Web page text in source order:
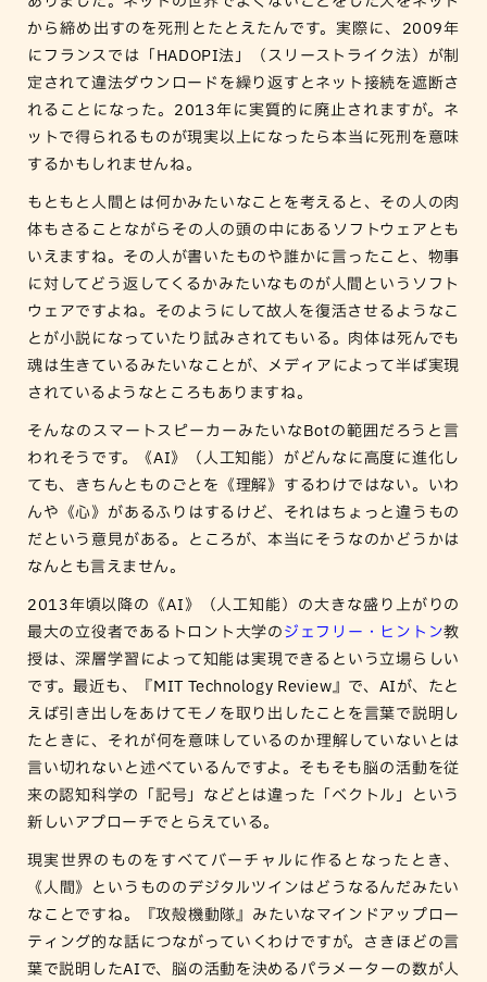
から締め出すのを死刑とたとえたんです。実際に、2009年
にフランスでは「HADOPI法」（スリーストライク法）が制
定されて違法ダウンロードを繰り返すとネット接続を遮断さ
れることになった。2013年に実質的に廃止されますが。ネ
ットで得られるものが現実以上になったら本当に死刑を意味
するかもしれませんね。
もともと人間とは何かみたいなことを考えると、その人の肉
体もさることながらその人の頭の中にあるソフトウェアとも
いえますね。その人が書いたものや誰かに言ったこと、物事
に対してどう返してくるかみたいなものが人間というソフト
ウェアですよね。そのようにして故人を復活させるようなこ
とが小説になっていたり試みされてもいる。肉体は死んでも
魂は生きているみたいなことが、メディアによって半ば実現
されているようなところもありますね。
そんなのスマートスピーカーみたいなBotの範囲だろうと言
われそうです。《AI》（人工知能）がどんなに高度に進化し
ても、きちんとものごとを《理解》するわけではない。いわ
んや《心》があるふりはするけど、それはちょっと違うもの
だという意見がある。ところが、本当にそうなのかどうかは
なんとも言えません。
2013年頃以降の《AI》（人工知能）の大きな盛り上がりの
最大の立役者であるトロント大学のジェフリー・ヒントン教
授は、深層学習によって知能は実現できるという立場らしい
です。最近も、『MIT Technology Review』で、AIが、たと
えば引き出しをあけてモノを取り出したことを言葉で説明し
たときに、それが何を意味しているのか理解していないとは
言い切れないと述べているんですよ。そもそも脳の活動を従
来の認知科学の「記号」などとは違った「ベクトル」という
新しいアプローチでとらえている。
現実世界のものをすべてバーチャルに作るとなったとき、
《人間》というもののデジタルツインはどうなるんだみたい
なことですね。『攻殻機動隊』みたいなマインドアップロー
ティング的な話につながっていくわけですが。さきほどの言
葉で説明したAIで、脳の活動を決めるパラメーターの数が人